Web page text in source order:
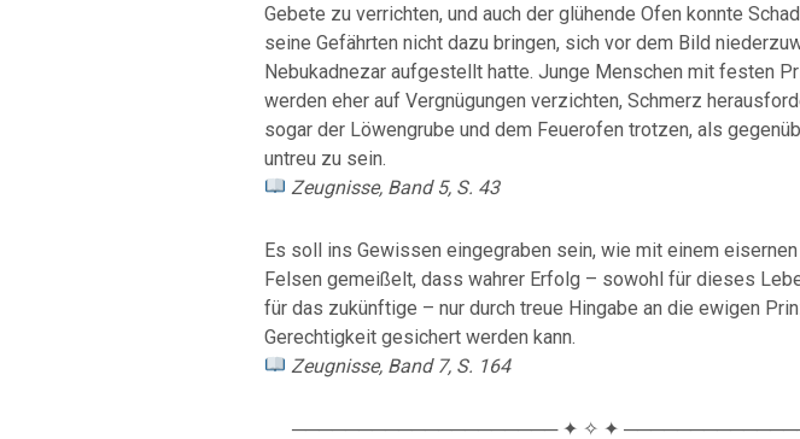
Gebete zu verrichten, und auch der glühende Ofen konnte
seine Gefährten nicht dazu bringen, sich vor dem Bild
Nebukadnezar aufgestellt hatte. Junge Menschen mit festen
werden eher auf Vergnügungen verzichten, Schmerz
sogar der Löwengrube und dem Feuerofen trotzen, als
untreu zu sein.
Zeugnisse, Band 5, S. 43
Es soll ins Gewissen eingegraben sein, wie mit einem
Felsen gemeißelt, dass wahrer Erfolg – sowohl für dieses
für das zukünftige – nur durch treue Hingabe an die ewigen
Gerechtigkeit gesichert werden kann.
Zeugnisse, Band 7, S. 164
──────────────────── ✦ ✧ ✦